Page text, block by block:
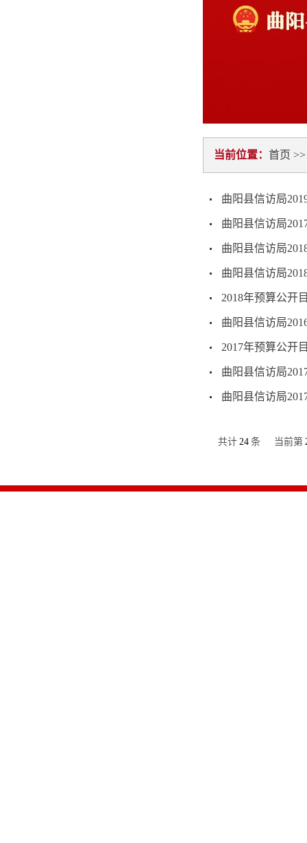
当前位置： 首页
曲阳县信访局
曲阳县信访局
曲阳县信访局
曲阳县信访局
2018年预算公开
曲阳县信访局
2017年预算公开
曲阳县信访局
曲阳县信访局
共计 24 条 当前第